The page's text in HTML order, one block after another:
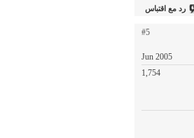
رد مع اقتباس
#5
Jun 2005
1,754